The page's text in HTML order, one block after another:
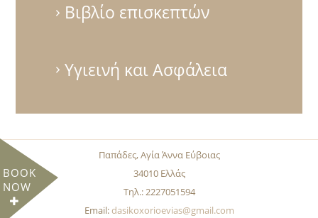
BOOK
NOW
Βιβλίο επισκεπτών
Υγιεινή και Ασφάλεια
Παπάδες, Αγία Άννα Εύβοιας
34010 Ελλάς
Τηλ.: 2227051594
Email:dasikoxorioevias@gmail.com